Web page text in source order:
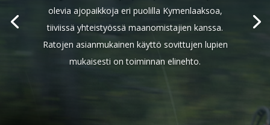
olevia ajopaikkoja eri puolilla Kymenlaaksoa,
tiiviissä yhteistyössä maanomistajien kanssa.
Ratojen asianmukainen käyttö sovittujen lupien
mukaisesti on toiminnan elinehto.